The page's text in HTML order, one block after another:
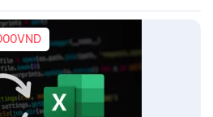
VND